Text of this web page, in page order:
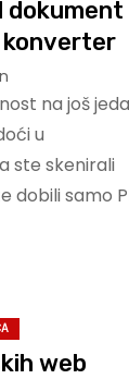
|
konverter
na još
u
ste skenirali
dobili samo
web